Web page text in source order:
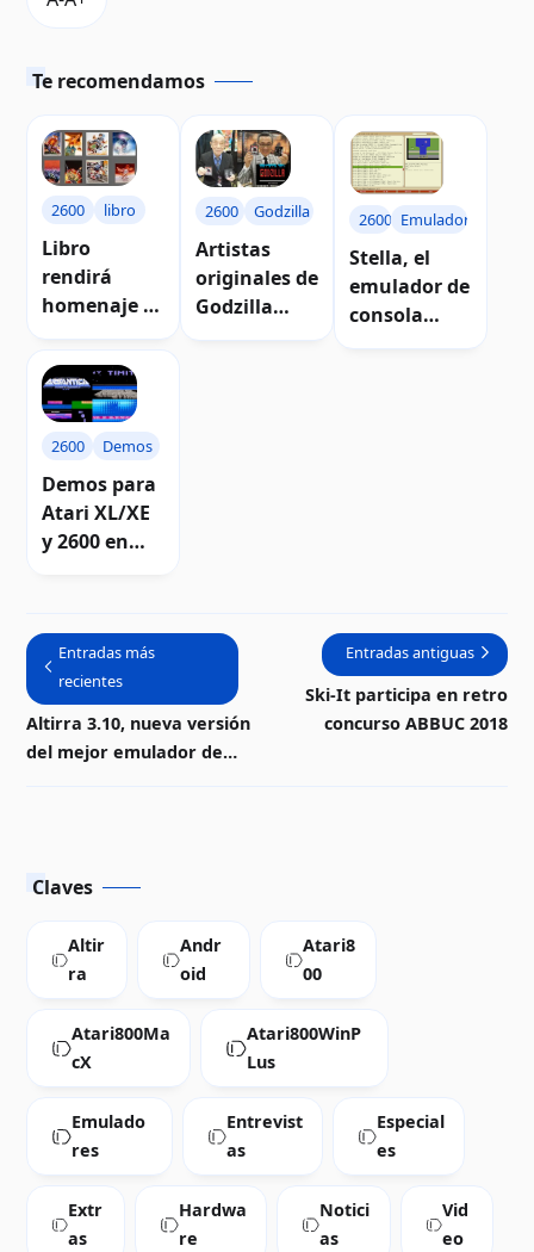
Te recomendamos
2600 libro
Libro
rendirá
homenaje al
empaques
de
videojuegos
Atari
2600 Godzilla
Artistas
originales de
Godzilla
2600 Emuladores
Stella, el
emulador de
consola
2600 Demos
Demos para
Atari XL/XE
y 2600 en
Entradas más
recientes
Altirra 3.10, nueva versión
del mejor emulador de
Entradas antiguas
Ski-It participa en retro
concurso ABBUC 2018
Claves
Altir
ra
Andr
oid
Atari8
00
Atari800Ma
cX
Atari800WinP
Lus
Emulado
res
Entrevist
as
Especial
es
Extr
as
Hardwa
re
Notici
as
Vid
eo